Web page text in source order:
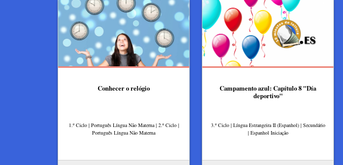
Conhecer o relógio
1.º Ciclo | Português Língua Não Materna | 2.º Ciclo |
Português Língua Não Materna
Campamento azul: Capítulo 8 "Día
deportivo"
3.º Ciclo | Língua Estrangeira II (Espanhol) | Secundário
| Espanhol Iniciação